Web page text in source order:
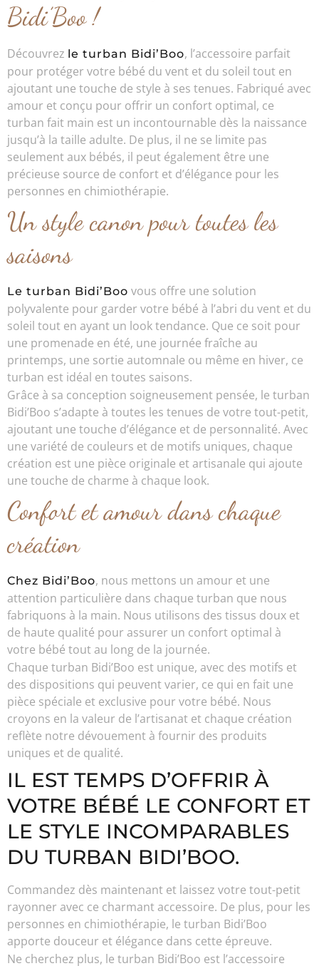
Bidi’Boo !
Découvrez le turban Bidi’Boo, l’accessoire parfait
pour protéger votre bébé du vent et du soleil tout en
ajoutant une touche de style à ses tenues. Fabriqué avec
amour et conçu pour offrir un confort optimal, ce
turban fait main est un incontournable dès la naissance
jusqu’à la taille adulte. De plus, il ne se limite pas
seulement aux bébés, il peut également être une
précieuse source de confort et d’élégance pour les
personnes en chimiothérapie.
Un style canon pour toutes les
saisons
Le turban Bidi’Boo vous offre une solution
polyvalente pour garder votre bébé à l’abri du vent et du
soleil tout en ayant un look tendance. Que ce soit pour
une promenade en été, une journée fraîche au
printemps, une sortie automnale ou même en hiver, ce
turban est idéal en toutes saisons.
Grâce à sa conception soigneusement pensée, le turban
Bidi’Boo s’adapte à toutes les tenues de votre tout-petit,
ajoutant une touche d’élégance et de personnalité. Avec
une variété de couleurs et de motifs uniques, chaque
création est une pièce originale et artisanale qui ajoute
une touche de charme à chaque look.
Confort et amour dans chaque
création
Chez Bidi’Boo, nous mettons un amour et une
attention particulière dans chaque turban que nous
fabriquons à la main. Nous utilisons des tissus doux et
de haute qualité pour assurer un confort optimal à
votre bébé tout au long de la journée.
Chaque turban Bidi’Boo est unique, avec des motifs et
des dispositions qui peuvent varier, ce qui en fait une
pièce spéciale et exclusive pour votre bébé. Nous
croyons en la valeur de l’artisanat et chaque création
reflète notre dévouement à fournir des produits
uniques et de qualité.
IL EST TEMPS D’OFFRIR À
VOTRE BÉBÉ LE CONFORT ET
LE STYLE INCOMPARABLES
DU TURBAN BIDI’BOO.
Commandez dès maintenant et laissez votre tout-petit
rayonner avec ce charmant accessoire. De plus, pour les
personnes en chimiothérapie, le turban Bidi’Boo
apporte douceur et élégance dans cette épreuve.
Ne cherchez plus, le turban Bidi’Boo est l’accessoire